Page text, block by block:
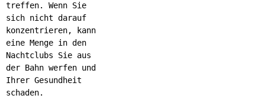
treffen. Wenn Sie
sich nicht darauf
konzentrieren, kann
eine Menge in den
Nachtclubs Sie aus
der Bahn werfen und
Ihrer Gesundheit
schaden.